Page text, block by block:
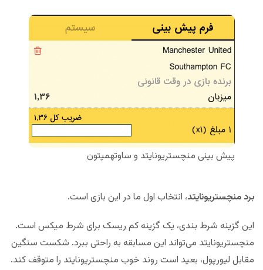
پیش بینی منچستریونایتد و ساوتهمپتون
برد منچستریونایتد، انتخاب اول ما در این بازی است.
این گزینه شرط بندی، یک گزینه کم ریسک برای شرط میکس است.
منچستریونایتد می‌تواند این مسابقه به راحتی ببرد. شکست سنگین
مقابل لیورپول، بعید است روند خوب منچستریونایتد را متوقف کند.